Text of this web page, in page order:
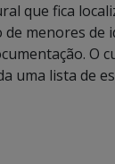
que fica
de menores
O
uma lista de